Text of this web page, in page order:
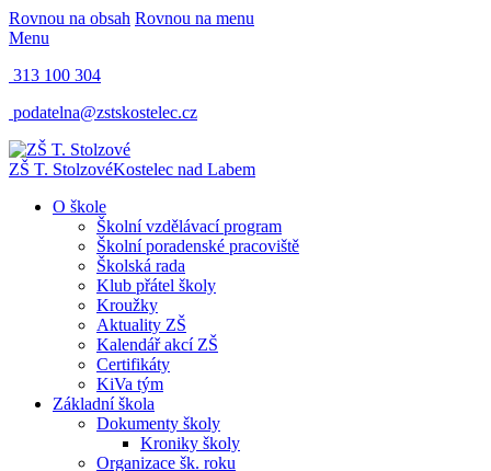
Rovnou na obsah Rovnou na menu
Menu
313 100 304
podatelna@zstskostelec.cz
ZŠ T. StolzovéKostelec nad Labem
O škole
Školní vzdělávací program
Školní poradenské pracoviště
Školská rada
Klub přátel školy
Kroužky
Aktuality ZŠ
Kalendář akcí ZŠ
Certifikáty
KiVa tým
Základní škola
Dokumenty školy
Kroniky školy
Organizace šk. roku